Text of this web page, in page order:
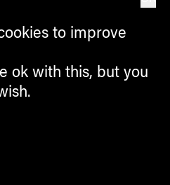
to improve
ok with this, but you